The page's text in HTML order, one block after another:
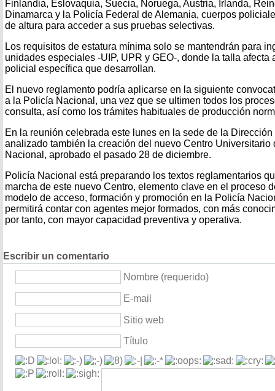
Finlandia, Eslovaquia, Suecia, Noruega, Austria, Irlanda,
Dinamarca y la Policía Federal de Alemania, cuerpos
de altura para acceder a sus pruebas selectivas.
Los requisitos de estatura mínima solo se mantendrán para
unidades especiales -UIP, UPR y GEO-, donde la talla afecta
policial específica que desarrollan.
El nuevo reglamento podría aplicarse en la siguiente
a la Policía Nacional, una vez que se ultimen todos los
consulta, así como los trámites habituales de producción
En la reunión celebrada este lunes en la sede de la
analizado también la creación del nuevo Centro
Nacional, aprobado el pasado 28 de diciembre.
Policía Nacional está preparando los textos reglamentarios
marcha de este nuevo Centro, elemento clave en el proceso
modelo de acceso, formación y promoción en la Policía
permitirá contar con agentes mejor formados, con más
por tanto, con mayor capacidad preventiva y operativa.
Escribir un comentario
Nombre (requerido)
E-mail
Sitio web
Título